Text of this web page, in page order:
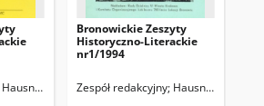
Hausner, Wojciech
Bronowickie Zeszyty
Historyczno-Literackie
nr1/1994
Zespół redakcyjny Hausner,